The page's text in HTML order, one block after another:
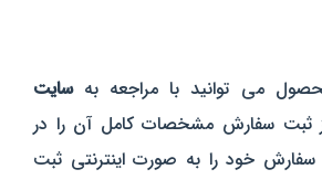
می توانید با مراجعه بهسایت
ثبت سفارش مشخصات کامل آن را در
سفارش خود را به صورت اینترنتی ثبت